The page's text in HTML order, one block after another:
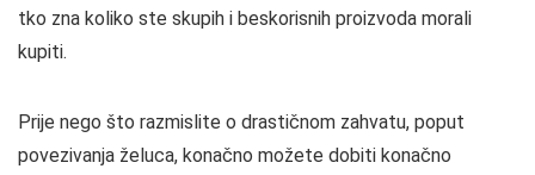
tko zna koliko ste skupih i beskorisnih proizvoda morali
kupiti.
Prije nego što razmislite o drastičnom zahvatu, poput
povezivanja želuca, konačno možete dobiti konačno